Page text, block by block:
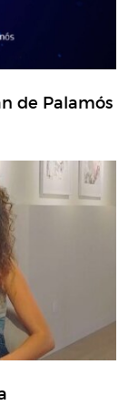
de Palamós